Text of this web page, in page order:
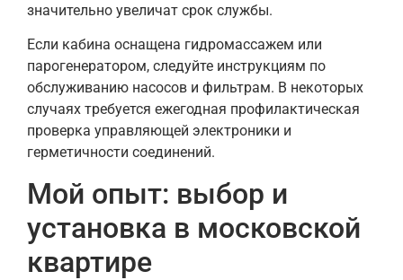
значительно увеличат срок службы.
Если кабина оснащена гидромассажем или
парогенератором, следуйте инструкциям по
обслуживанию насосов и фильтрам. В некоторых
случаях требуется ежегодная профилактическая
проверка управляющей электроники и
герметичности соединений.
Мой опыт: выбор и
установка в московской
квартире